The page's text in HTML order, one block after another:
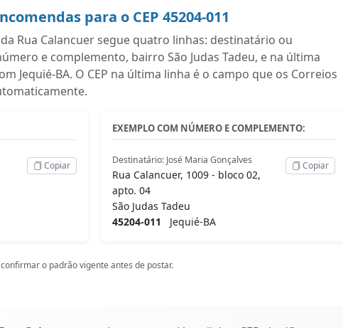
para o CEP 45204-011
Rua Calancuer segue quatro linhas: destinatário ou
e complemento, bairro São Judas Tadeu, e na última
Jequié-BA. O CEP na última linha é o campo que os Correios
Copiar
EXEMPLO COM NÚMERO E COMPLEMENTO:
Destinatário: José Maria Gonçalves
Rua Calancuer, 1009 - bloco 02,
apto. 04
São Judas Tadeu
45204-011
Jequié-BA
Copiar
o padrão vigente antes de postar.